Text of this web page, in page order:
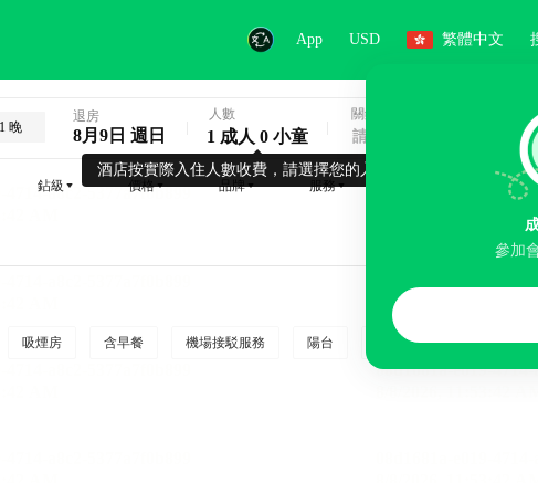
App USD 繁體中文
參加
1 晚
退房
8月9日 週日
酒店按實際入住人數收費，請選擇您的入住人數
人數
1 成人 0 小童
關鍵字
鉆級
價格 品牌 服務
吸煙房 含早餐 機場接駁服務 陽台 行李寄存服務 免費